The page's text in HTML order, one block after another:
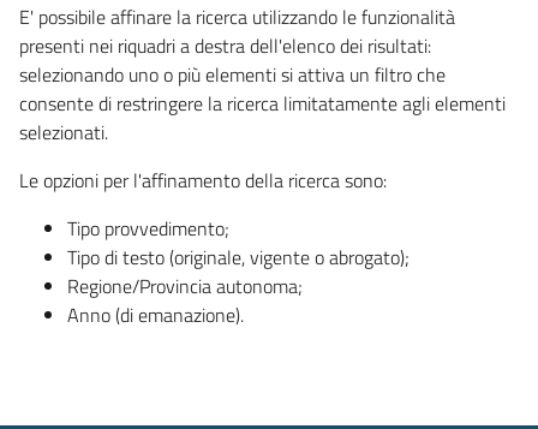
E' possibile affinare la ricerca utilizzando le funzionalità
presenti nei riquadri a destra dell'elenco dei risultati:
selezionando uno o più elementi si attiva un filtro che
consente di restringere la ricerca limitatamente agli elementi
selezionati.
Le opzioni per l'affinamento della ricerca sono:
Tipo provvedimento;
Tipo di testo (originale, vigente o abrogato);
Regione/Provincia autonoma;
Anno (di emanazione).